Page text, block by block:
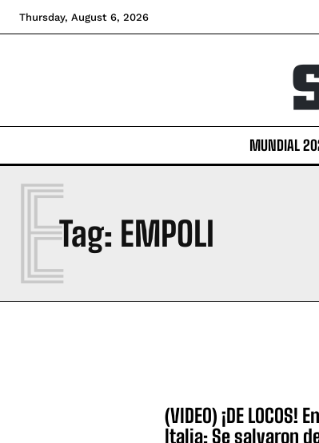
Thursday, August 6, 2026
MUNDIAL
Tag: EMPOLI
E
(VIDEO) ¡DE LOCOS! En
Italia: Se salvaron